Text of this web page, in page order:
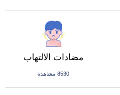
مضادات الالتهاب
8530 مشاهدة